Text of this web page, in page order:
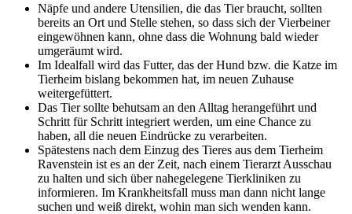
Näpfe und andere Utensilien, die das Tier braucht, sollten
bereits an Ort und Stelle stehen, so dass sich der Vierbeiner
eingewöhnen kann, ohne dass die Wohnung bald wieder
umgeräumt wird.
Im Idealfall wird das Futter, das der Hund bzw. die Katze im
Tierheim bislang bekommen hat, im neuen Zuhause
weitergefüttert.
Das Tier sollte behutsam an den Alltag herangeführt und
Schritt für Schritt integriert werden, um eine Chance zu
haben, all die neuen Eindrücke zu verarbeiten.
Spätestens nach dem Einzug des Tieres aus dem Tierheim
Ravenstein ist es an der Zeit, nach einem Tierarzt Ausschau
zu halten und sich über nahegelegene Tierkliniken zu
informieren. Im Krankheitsfall muss man dann nicht lange
suchen und weiß direkt, wohin man sich wenden kann.